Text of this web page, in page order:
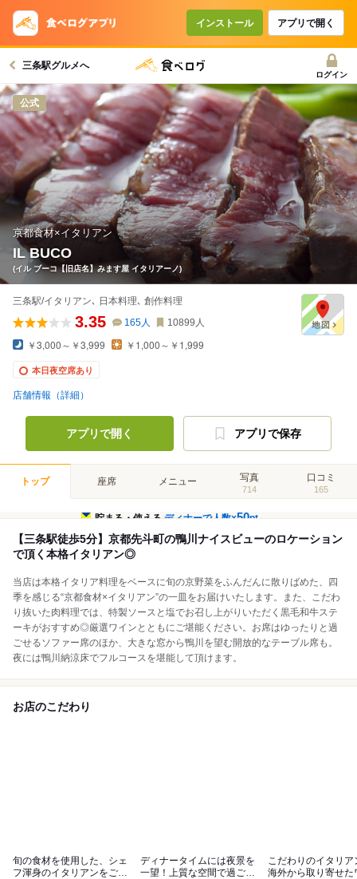
インストール アプリで開く
三条駅グルメへ
ログイン
公式
京都食材×イタリアン
IL BUCO
(イル ブーコ【旧店名】みます屋 イタリアーノ)
三条駅/イタリアン､ 日本料理､ 創作料理
3.35 165人 10899 人
￥3,000～￥3,999 ￥1,000～￥1,999
本日夜空席あり
店舗情報（詳細）
アプリで開く アプリで保存
トップ 座席 メニュー 写真
714
口コミ
165
貯まる・使えるディナーで人数×50pt
【三条駅徒歩5分】京都先斗町の鴨川ナイスビューのロケーション
で頂く本格イタリアン◎
当店は本格イタリア料理をベースに旬の京野菜をふんだんに散りばめた、四
季を感じる“京都食材×イタリアン”の一皿をお届けいたします。また、こだわ
り抜いた肉料理では、特製ソースと塩でお召し上がりいただく黒毛和牛ステ
ーキがおすすめ◎厳選ワインとともにご堪能ください。お席はゆったりと過
ごせるソファー席のほか、大きな窓から鴨川を望む開放的なテーブル席も。
夜には鴨川納涼床でフルコースを堪能して頂けます。
お店のこだわり
旬の食材を使用した、シェ
フ渾身のイタリアンをご堪
ディナータイムには夜景を
一望！上質な空間で過ごす
こだわりのイタリア
海外から取り寄せた